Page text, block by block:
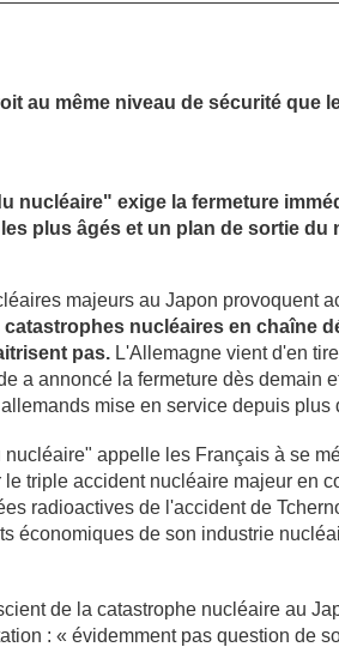
au même niveau de sécurité que
nucléaire" exige la fermeture
plus âgés et un plan de sortie du
majeurs au Japon provoquent
catastrophes nucléaires en chaîne
pas. L'Allemagne vient d'en
a annoncé la fermeture dès demain
mise en service depuis plus
nucléaire" appelle les Français à se
le triple accident nucléaire majeur en
radioactives de l'accident de
économiques de son industrie
de la catastrophe nucléaire au
: « évidemment pas question de